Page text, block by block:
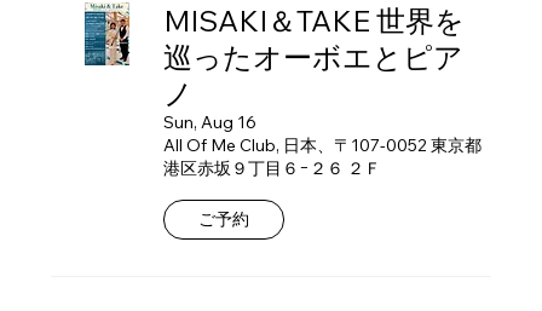
MISAKI＆TAKE 世界を
巡ったオーボエとピア
ノ
Sun, Aug 16
All Of Me Club, 日本、〒107-0052 東京都
港区赤坂９丁目６−２６ ２Ｆ
ご予約